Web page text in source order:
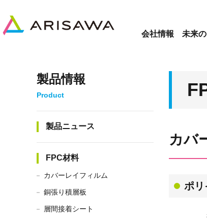
会社情報 未来
製品情報
製品ニュース
FPC材料
カバーレイフィルム
銅張り積層板
層間接着シート
カバ
ポリ